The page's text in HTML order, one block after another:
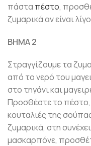
πάστα πέστο,
ζυμαρικά αν είναι
ΒΗΜΑ 2
Στραγγίζουμε τα
από το νερό του
στο τηγάνι και
Προσθέστε το
κουταλιές της
ζυμαρικά, στη
μασκαρπόνε,